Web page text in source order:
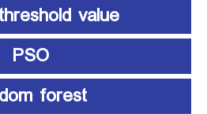
value
PSO
forest